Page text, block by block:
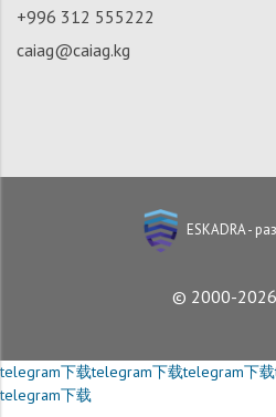
+996 312 555222
caiag@caiag.kg
ESKADRA -
© 2000-2026
telegram下载telegram下载telegram下载
telegram下载